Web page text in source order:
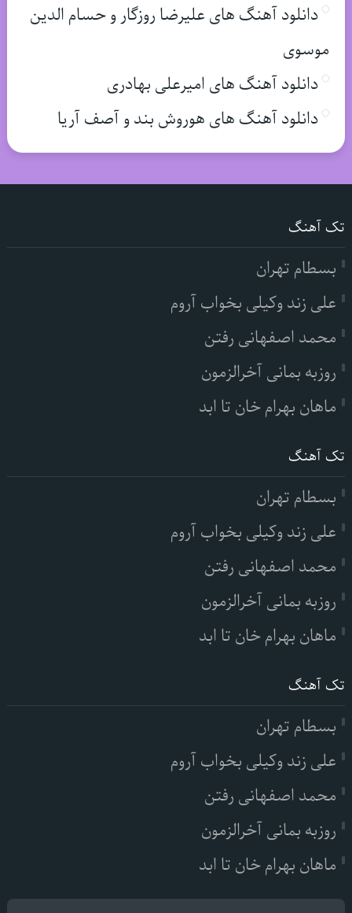
دانلود آهنگ های علیرضا روزگار و حسام الدین
موسوی
دانلود آهنگ های امیرعلی بهادری
دانلود آهنگ های هوروش بند و آصف آریا
تک آهنگ
بسطام تهران
علی زند وکیلی بخواب آروم
محمد اصفهانی رفتن
روزبه بمانی آخرالزمون
ماهان بهرام خان تا ابد
تک آهنگ
بسطام تهران
علی زند وکیلی بخواب آروم
محمد اصفهانی رفتن
روزبه بمانی آخرالزمون
ماهان بهرام خان تا ابد
تک آهنگ
بسطام تهران
علی زند وکیلی بخواب آروم
محمد اصفهانی رفتن
روزبه بمانی آخرالزمون
ماهان بهرام خان تا ابد